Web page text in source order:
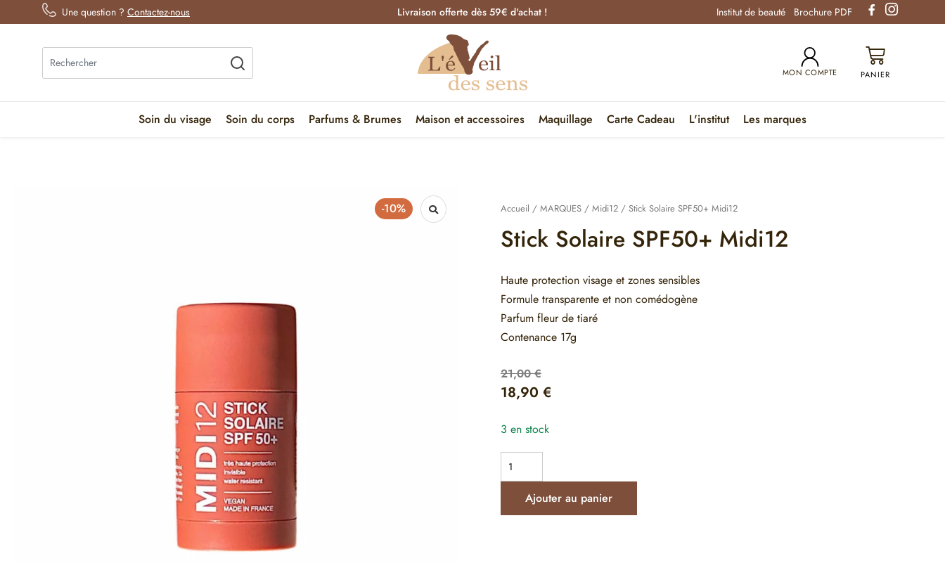
Une question ? Contactez-nous Livraison offerte dès 59€ d'achat ! Institut de beauté Brochure PDF
MON COMPTE
Soin du visage Soin du corps Parfums & Brumes Maison et accessoires Maquillage Carte Cadeau L'institut Les marques
-10% Accueil / MARQUES / Midi12 / Stick Solaire SPF50+ Midi12
Stick Solaire SPF50+ Midi12
Haute protection visage et zones sensibles
Formule transparente et non comédogène
Parfum fleur de tiaré
Contenance 17g
21,00€
18,90 €
3 en stock
Ajouter au panier